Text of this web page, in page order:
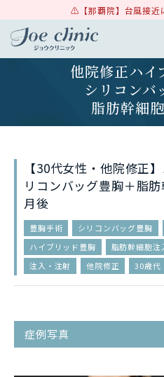
【那覇院】台風接
他院修正ハイ
シリコンバ
脂肪幹細
【30代女性・他院修正
リコンバッグ豊胸＋脂
月後
豊胸手術 シリコンバッグ豊胸
ハイブリッド豊胸
脂肪幹細胞注
注入・注射
他院修正 30歳代
症例写真